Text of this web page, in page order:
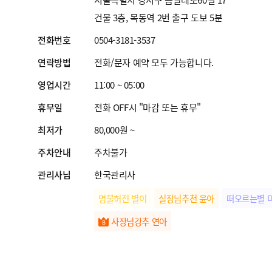
건물 3층, 목동역 2번 출구 도보 5분
전화번호
0504-3181-3537
연락방법
전화/문자 예약 모두 가능합니다.
영업시간
11:00 ~ 05:00
휴무일
전화 OFF시 "마감 또는 휴무"
최저가
80,000원 ~
주차안내
주차불가
관리사님
한국관리사
명불허전 별이
실장님추천 윤아 떠오르는별
사장님강추 연아